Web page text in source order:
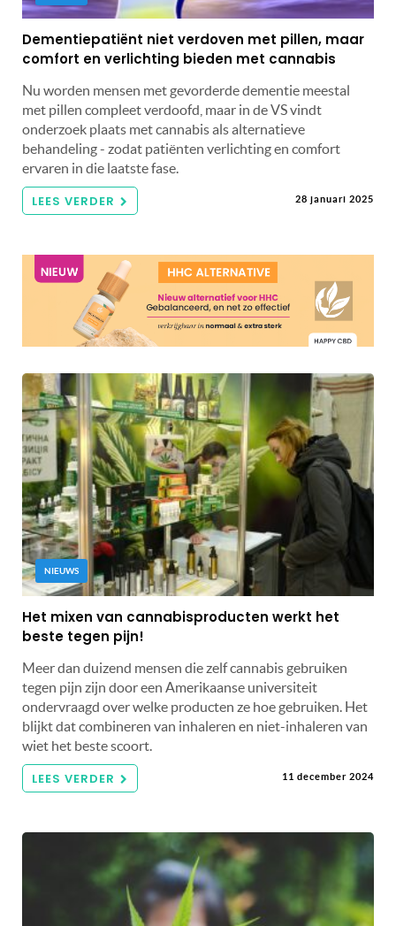
Dementiepatiënt niet verdoven met pillen, maar
comfort en verlichting bieden met cannabis
Nu worden mensen met gevorderde dementie meestal
met pillen compleet verdoofd, maar in de VS vindt
onderzoek plaats met cannabis als alternatieve
behandeling - zodat patiënten verlichting en comfort
ervaren in die laatste fase.
LEES VERDER 28 januari 2025
NIEUWS
Het mixen van cannabisproducten werkt het
beste tegen pijn!
Meer dan duizend mensen die zelf cannabis gebruiken
tegen pijn zijn door een Amerikaanse universiteit
ondervraagd over welke producten ze hoe gebruiken. Het
blijkt dat combineren van inhaleren en niet-inhaleren van
wiet het beste scoort.
LEES VERDER 11 december 2024